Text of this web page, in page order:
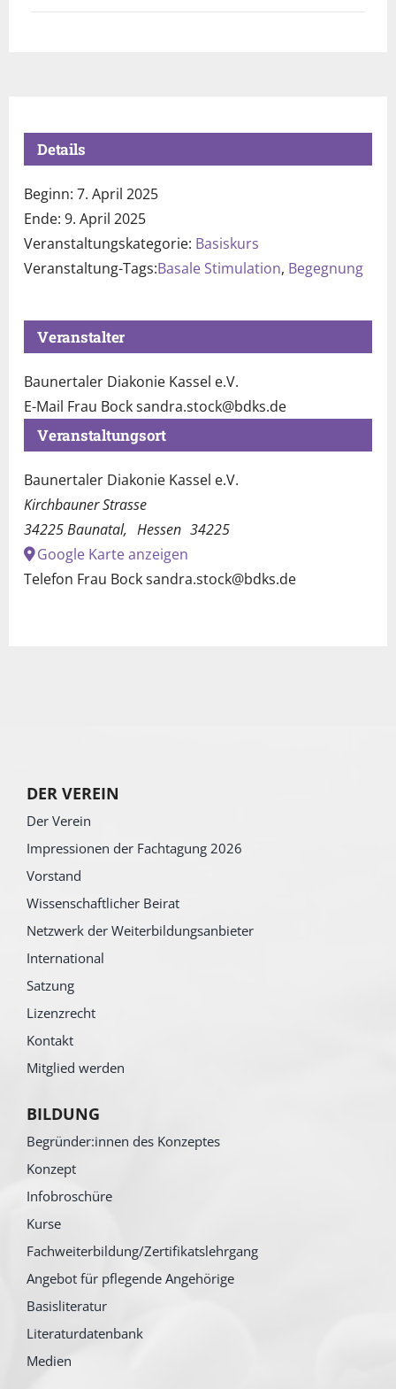
Details
Beginn: 7. April 2025
Ende: 9. April 2025
Veranstaltungskategorie: Basiskurs
Veranstaltung-Tags:Basale Stimulation, Begegnung
Veranstaltungsort
Baunertaler Diakonie Kassel e.V.
Kirchbauner Strasse
34225 Baunatal, Hessen 34225
Google Karte anzeigen
Telefon Frau Bock sandra.stock@bdks.de
Veranstalter
Baunertaler Diakonie Kassel e.V.
E-Mail Frau Bock sandra.stock@bdks.de
DER VEREIN
Der Verein
Impressionen der Fachtagung 2026
Vorstand
Wissenschaftlicher Beirat
Netzwerk der Weiterbildungsanbieter
International
Satzung
Lizenzrecht
Kontakt
Mitglied werden
BILDUNG
Begründer:innen des Konzeptes
Konzept
Infobroschüre
Kurse
Fachweiterbildung/Zertifikatslehrgang
Angebot für pflegende Angehörige
Basisliteratur
Literaturdatenbank
Medien